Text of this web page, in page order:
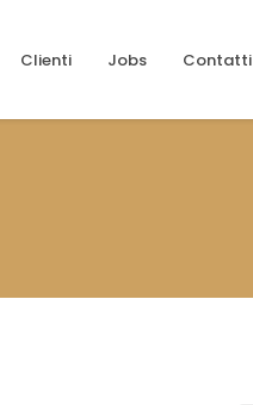
Clienti Jobs Contatti